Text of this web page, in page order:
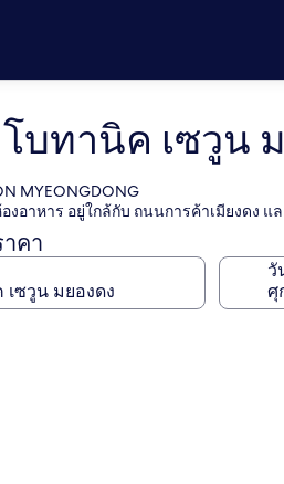
โบทานิค เซวูน
MYEONGDONG
งอาหาร อยู่ใกล้กับ ถนนการค้าเมียงดง
คา
วั